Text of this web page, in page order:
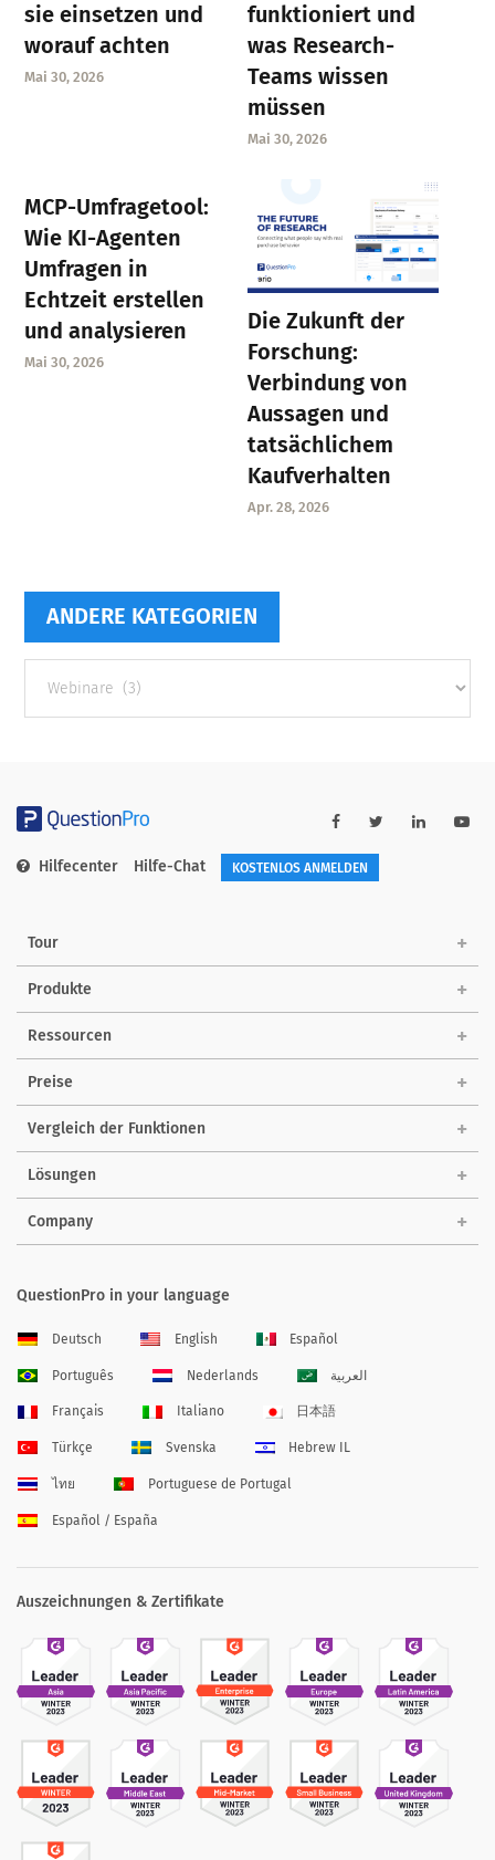
sie einsetzen und
worauf achten
Mai 30, 2026
funktioniert und
was Research-
Teams wissen
müssen
Mai 30, 2026
MCP-Umfragetool:
Wie KI-Agenten
Umfragen in
Echtzeit erstellen
und analysieren
Mai 30, 2026
Die Zukunft der
Forschung:
Verbindung von
Aussagen und
tatsächlichem
Kaufverhalten
Apr. 28, 2026
ANDERE KATEGORIEN
Kategorien
Hilfecenter Hilfe-Chat KOSTENLOS ANMELDEN
Tour
Produkte
Ressourcen
Preise
Vergleich der Funktionen
Lösungen
Company
QuestionPro in your language
Deutsch English Español
Português Nederlands العربية
Français Italiano 日本語
Türkçe Svenska Hebrew IL
ไทย Portuguese de Portugal
Español / España
Auszeichnungen & Zertifikate